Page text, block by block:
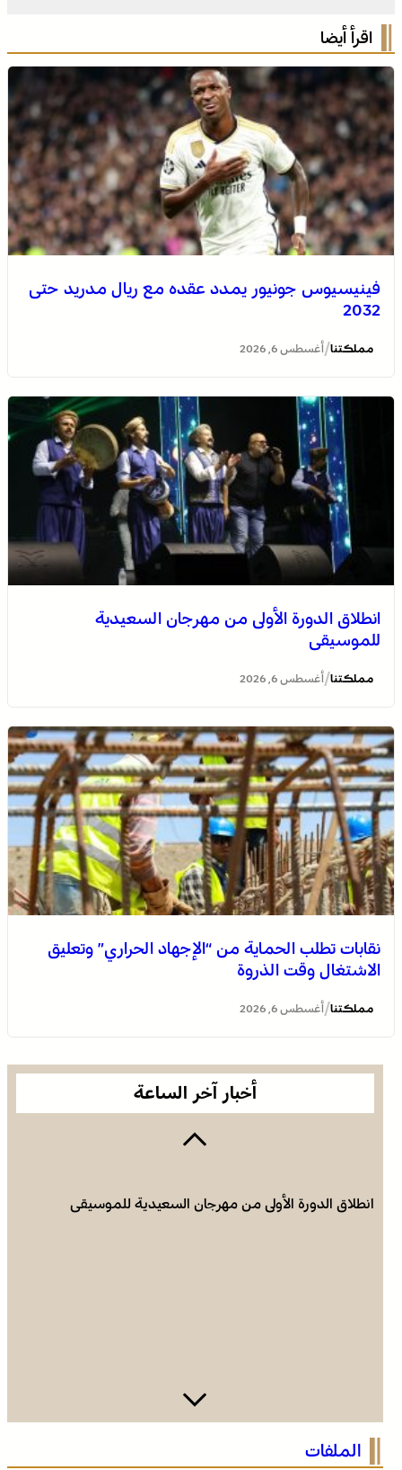
اقرأ أيضا
فينيسيوس جونيور يمدد عقده مع ريال مدريد حتى
2032
مملكتنا/أغسطس 6, 2026
انطلاق الدورة الأولى من مهرجان السعيدية
للموسيقى
مملكتنا/أغسطس 6, 2026
نقابات تطلب الحماية من “الإجهاد الحراري” وتعليق
الاشتغال وقت الذروة
مملكتنا/أغسطس 6, 2026
أخبار آخر الساعة
المجلس الوطني لحقوق الإنسان ينتهي من تجميع معطيات
“أزمة سبتة ومليلية”
فينيسيوس جونيور يمدد عقده مع ريال مدريد حتى 2032
انطلاق الدورة الأولى من مهرجان السعيدية للموسيقى
نقابات تطلب الحماية من “الإجهاد الحراري” وتعليق الاشتغال
وقت الذروة
الملفات